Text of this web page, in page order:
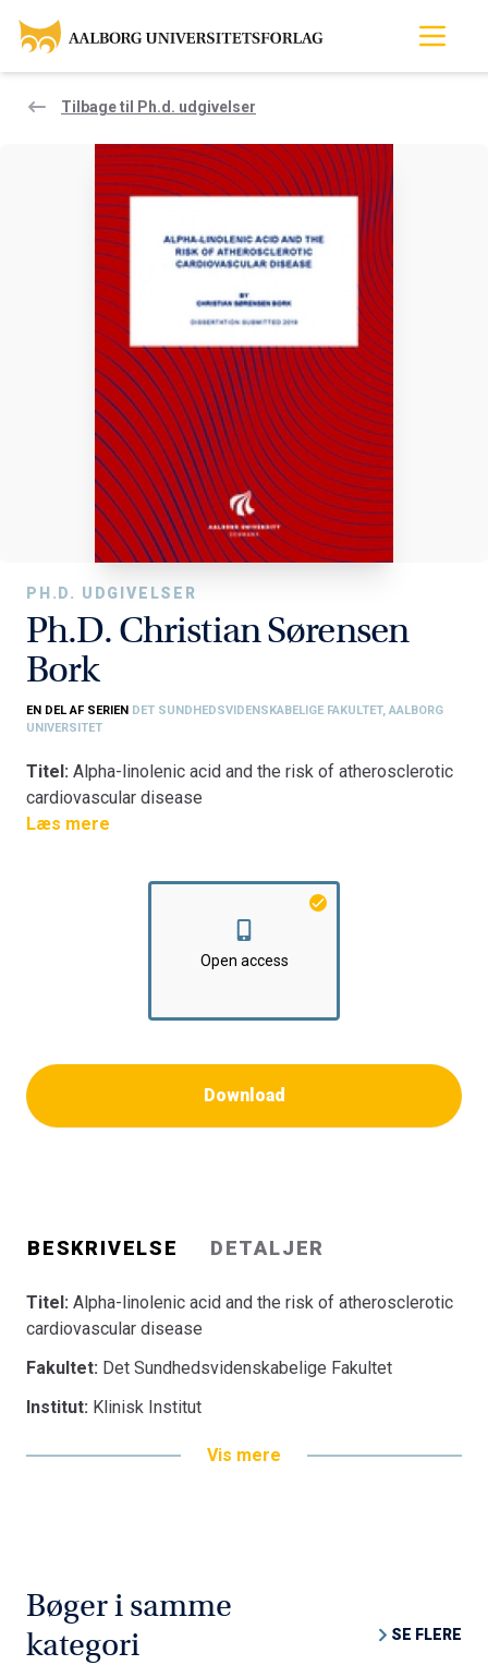
Tilbage til Ph.d. udgivelser
PH.D. UDGIVELSER
Ph.D. Christian Sørensen
Bork
EN DEL AF SERIEN DET SUNDHEDSVIDENSKABELIGE FAKULTET, AALBORG
UNIVERSITET
Titel: Alpha-linolenic acid and the risk of atherosclerotic
cardiovascular disease
Fakultet:Det Sundhedsvidenskabelige Fakultet
Læs mere
Open access
Download
BESKRIVELSE DETALJER
Titel: Alpha-linolenic acid and the risk of atherosclerotic
cardiovascular disease
Fakultet: Det Sundhedsvidenskabelige Fakultet
Institut: Klinisk Institut
Vis mere
Bøger i samme
kategori
SE FLERE